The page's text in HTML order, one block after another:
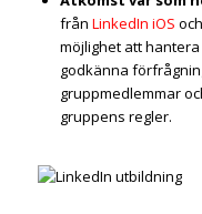
från LinkedIn iOS och
möjlighet att
godkänna
gruppmedlemmar
gruppens regler.